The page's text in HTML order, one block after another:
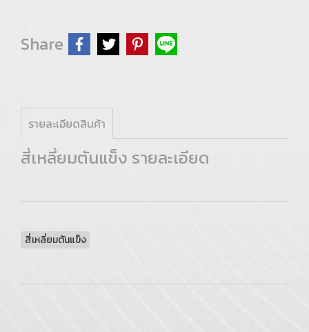
Share
รายละเอียดสินค้า
สี่เหลี่ยมตันแข็ง รายละเอียด
สี่เหลี่ยมตันแข็ง